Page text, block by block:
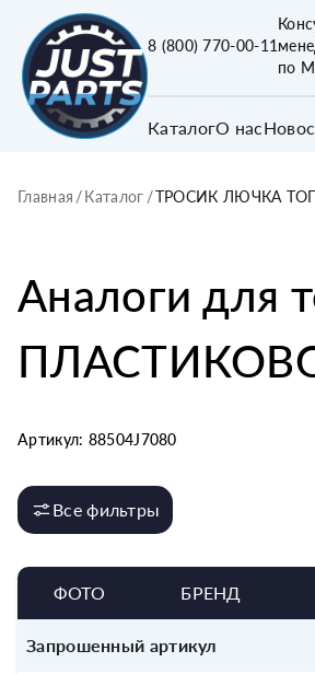
8 (800) 770-00-11
по
КаталогО нас
Главная /Каталог /ТРОСИК ЛЮЧКА
Аналоги для
Артикул: 88504J7080
Все фильтры
ФОТО БРЕНД
Запрошенный артикул